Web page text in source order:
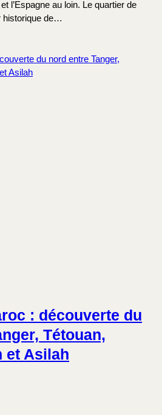
l’Espagne au loin. Le quartier de
historique de…
: découverte du
Tétouan,
et Asilah